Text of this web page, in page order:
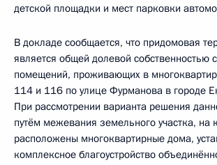
детской площадки и мест парковки
В докладе сообщается, что придомовая
является общей долевой собственностью
помещений, проживающих в
114 и 116 по улице Фурманова в городе
При рассмотрении варианта решения
путём межевания земельного участка, на
расположены многоквартирные дома,
комплексное благоустройство